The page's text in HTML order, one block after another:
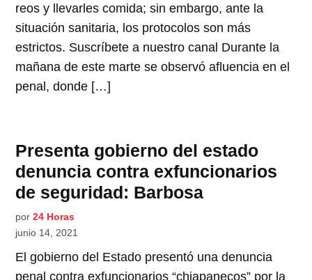
reos y llevarles comida; sin embargo, ante la
situación sanitaria, los protocolos son más
estrictos. Suscríbete a nuestro canal Durante la
mañana de este marte se observó afluencia en el
penal, donde […]
Presenta gobierno del estado
denuncia contra exfuncionarios
de seguridad: Barbosa
por 24 Horas
junio 14, 2021
El gobierno del Estado presentó una denuncia
penal contra exfuncionarios “chiapanecos” por la